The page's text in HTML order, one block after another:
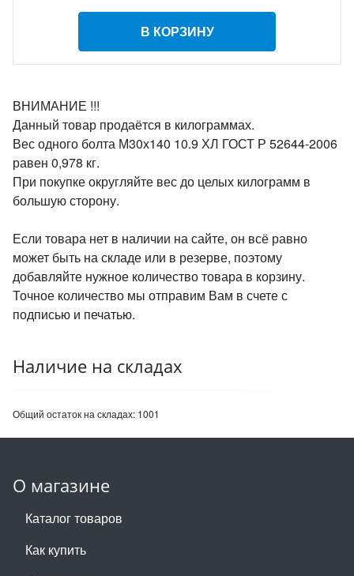
В КОРЗИНУ
ВНИМАНИЕ !!!
Данный товар продаётся в килограммах.
Вес одного болта М30х140 10.9 ХЛ ГОСТ Р 52644-2006
равен 0,978 кг.
При покупке округляйте вес до целых килограмм в
большую сторону.
Если товара нет в наличии на сайте, он всё равно
может быть на складе или в резерве, поэтому
добавляйте нужное количество товара в корзину.
Точное количество мы отправим Вам в счете с
подписью и печатью.
Наличие на складах
Общий остаток на складах: 1001
О магазине
Каталог товаров
Как купить